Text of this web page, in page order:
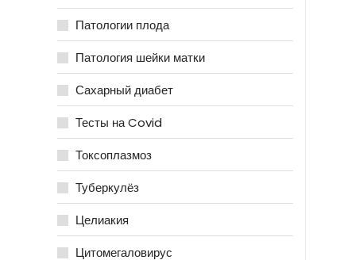
Патологии плода
Патология шейки матки
Сахарный диабет
Тесты на Covid
Токсоплазмоз
Туберкулёз
Целиакия
Цитомегаловирус